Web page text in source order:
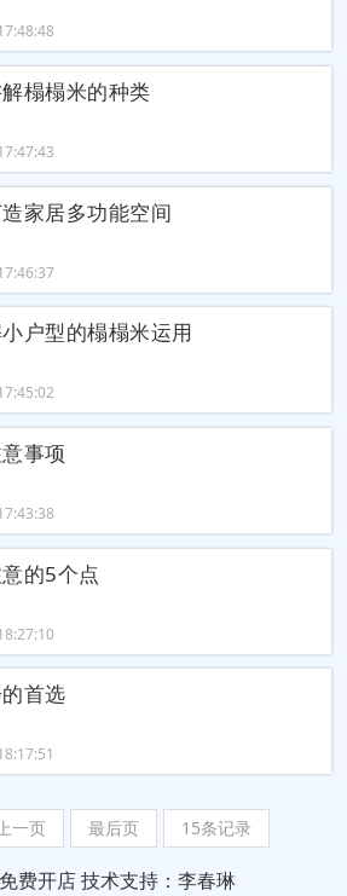
榻榻米的种类
家居多功能空间
户型的榻榻米运用
事项
的5个点
首选
上一页 最后页 15条记录
免费开店技术支持：李春琳